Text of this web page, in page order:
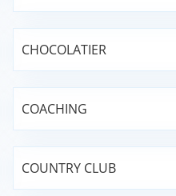
CHOCOLATIER
COACHING
COUNTRY CLUB